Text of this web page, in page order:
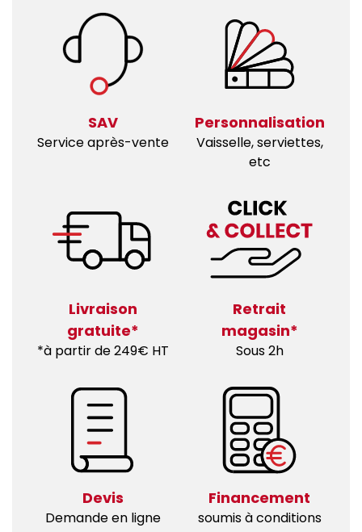
SAV
Service après-vente
Personnalisation
Vaisselle, serviettes,
etc
Livraison
gratuite*
*à partir de 249€ HT
Retrait
magasin*
Sous 2h
Devis
Demande en ligne
Financement
soumis à conditions